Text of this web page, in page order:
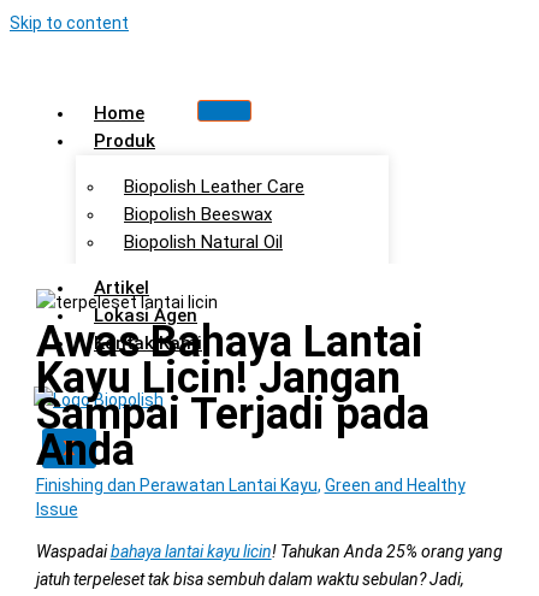
Skip to content
Home
Produk
Biopolish Leather Care
Biopolish Beeswax
Biopolish Natural Oil
Artikel
Lokasi Agen
Kontak Kami
X
Awas Bahaya Lantai
Kayu Licin! Jangan
Sampai Terjadi pada
Anda
Finishing dan Perawatan Lantai Kayu, Green and Healthy
Issue
Waspadaibahaya lantai kayu licin! Tahukan Anda 25% orang yang
jatuh terpeleset tak bisa sembuh dalam waktu sebulan? Jadi,